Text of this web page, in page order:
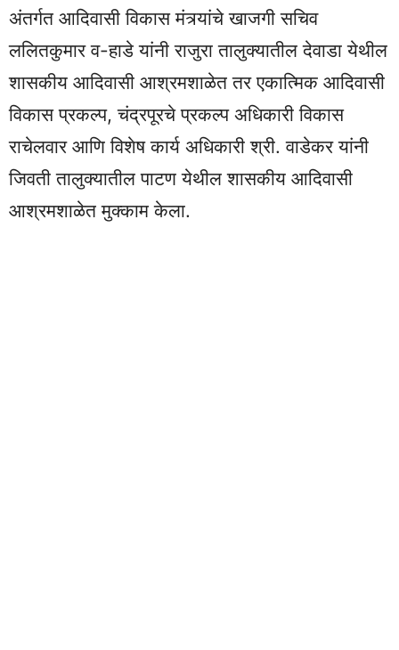
अंतर्गत आदिवासी विकास मंत्र्यांचे खाजगी सचिव
ललितकुमार व-हाडे यांनी राजुरा तालुक्यातील देवाडा येथील
शासकीय आदिवासी आश्रमशाळेत तर एकात्मिक आदिवासी
विकास प्रकल्प, चंद्रपूरचे प्रकल्प अधिकारी विकास
राचेलवार आणि विशेष कार्य अधिकारी श्री. वाडेकर यांनी
जिवती तालुक्यातील पाटण येथील शासकीय आदिवासी
आश्रमशाळेत मुक्काम केला.